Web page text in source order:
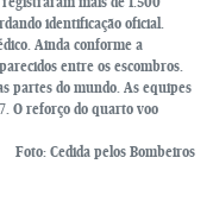
identificação oficial.
Ainda conforme a
entre os escombros.
partes do mundo. As equipes
O reforço do quarto voo
Foto: Cedida pelos Bombeiros